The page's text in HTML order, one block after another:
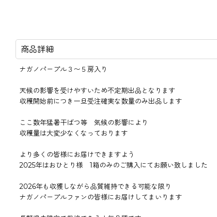
商品詳細
ナガノパープル３〜５房入り
天候の影響を受けやすいため不定期出品となります
収穫開始前につき一旦受注確実な数量のみ出品します
ここ数年猛暑干ばつ等 気候の影響により
収穫量は大変少なくなっております
より多くの皆様にお届けできますよう
2025年はおひとり様 1箱のみのご購入にてお願い致しました
2026年も収獲しながら品質維持できる可能な限り
ナガノパープルファンの皆様にお届けしてまいります